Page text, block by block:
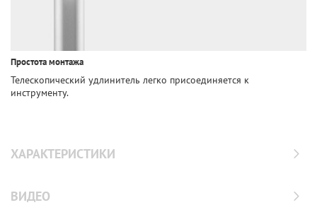
Простота монтажа
Телескопический удлинитель легко присоединяется к
инструменту.
ХАРАКТЕРИСТИКИ
ВИДЕО